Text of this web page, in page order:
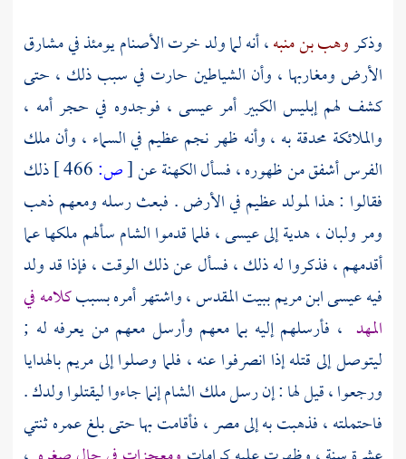
وذكروهب بن منبه، أنه لما ولد خرت الأصنام يومئذ في مشارق
الأرض ومغاربها ، وأن الشياطين حارت في سبب ذلك ، حتى
كشف لهم إبليس الكبير أمرعيسى ، فوجدوه في حجر أمه ،
والملائكة محدقة به ، وأنه ظهر نجم عظيم في السماء ، وأن ملك
الفرسأشفق من ظهوره ، فسأل الكهنة عن[ص:
ذلك
فقالوا : هذا لمولد عظيم في الأرض . فبعث رسله ومعهم ذهب
ومر ولبان ، هدية إلىعيسى ،فلما قدمواالشامسألهم ملكها عما
أقدمهم ، فذكروا له ذلك ، فسأل عن ذلك الوقت ، فإذا قد ولد
فيهعيسى ابن مريمببيت المقدس، واشتهر أمره بسببكلامه في
المهد ، فأرسلهم إليه بما معهم وأرسل معهم من يعرفه له ;
ليتوصل إلى قتله إذا انصرفوا عنه ، فلما وصلوا إلىمريمبالهدايا
ورجعوا ، قيل لها : إن رسل ملكالشامإنما جاءوا ليقتلوا ولدك .
فاحتملته ، فذهبت به إلىمصر، فأقامت بها حتى بلغ عمره ثنتي